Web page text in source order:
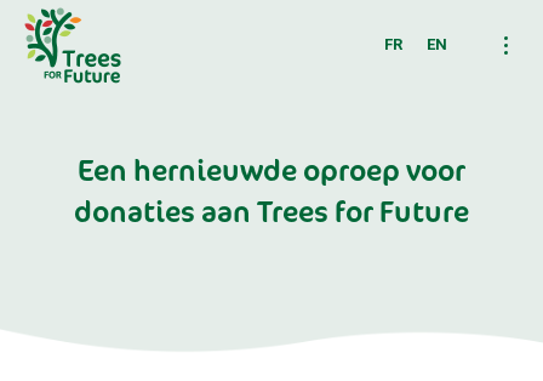
FR EN
Een hernieuwde oproep voor
donaties aan Trees for Future